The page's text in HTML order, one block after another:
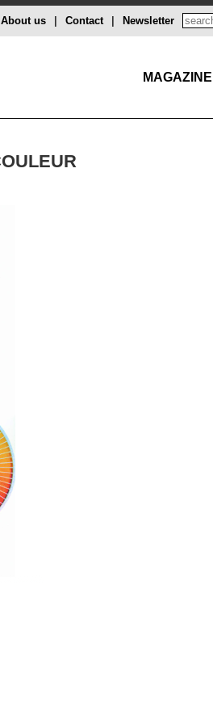
Newsletter
Contact
About us
MAGAZINE